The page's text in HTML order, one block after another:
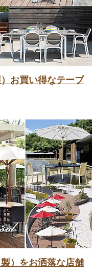
お買い得なテーブ
）をお洒落な店舗